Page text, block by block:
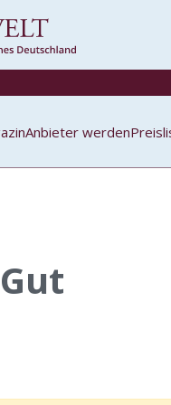
Anbieter werden